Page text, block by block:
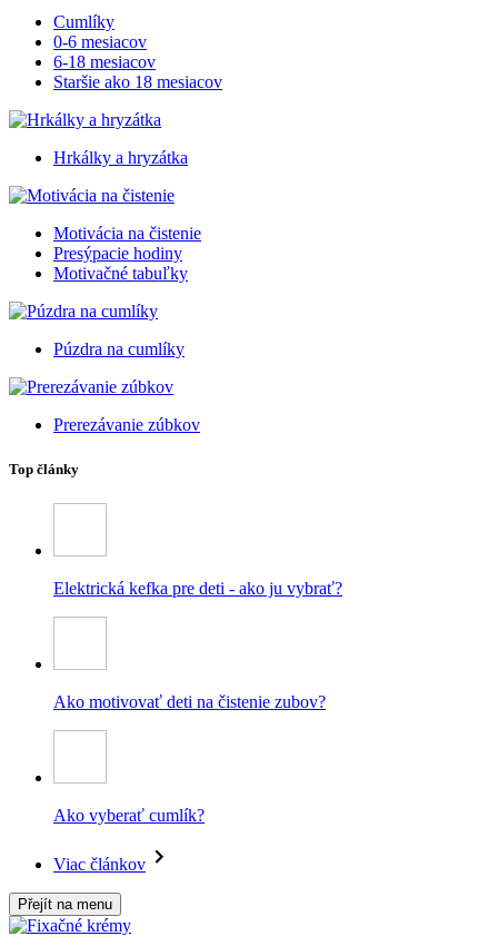
Cumlíky
0-6 mesiacov
6-18 mesiacov
Staršie ako 18 mesiacov
Hrkálky a hryzátka
Motivácia na čistenie
Presýpacie hodiny
Motivačné tabuľky
Púzdra na cumlíky
Prerezávanie zúbkov
Top články
Elektrická kefka pre deti - ako ju vybrať?
Ako motivovať deti na čistenie zubov?
Ako vyberať cumlík?
Viac článkov
Přejít na menu